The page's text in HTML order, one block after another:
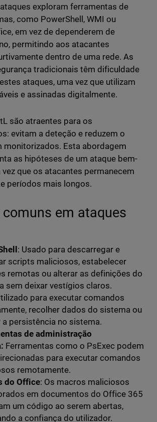
exploram ferramentas de
como PowerShell, WMI ou
em vez de dependerem de
permitindo aos atacantes
dentro de uma rede. As
tradicionais têm dificuldade
ataques, uma vez que utilizam
e assinadas digitalmente.
são atraentes para os
evitam a deteção e reduzem o
monitorizados. Esta abordagem
as hipóteses de um ataque bem-
que os atacantes permanecem
períodos mais longos.
em ataques
: Usado para descarregar e
scripts maliciosos, estabelecer
remotas ou alterar as definições do
sem deixar vestígios claros.
para executar comandos
recolher dados do sistema ou
a persistência no sistema.
de administração
Ferramentas como o PsExec podem
para executar comandos
remotamente.
do Office: Os macros maliciosos
em documentos do Office 365
um código ao serem abertas,
a confiança do utilizador.